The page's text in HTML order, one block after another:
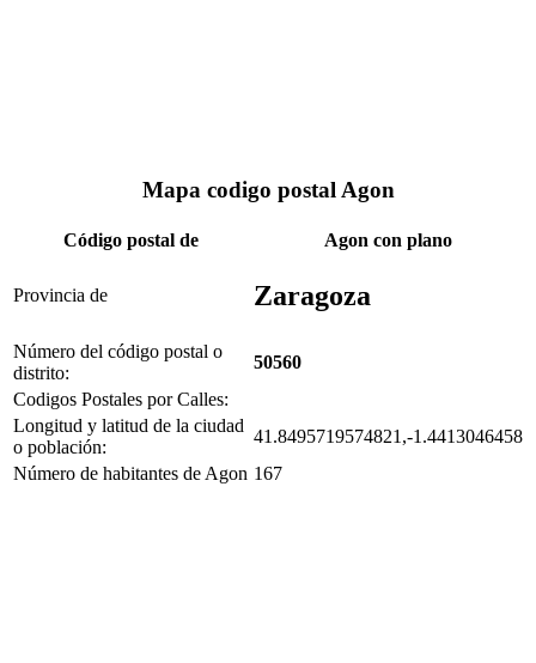
Mapa codigo postal Agon
Código postal de Agon con plano
Provincia de Zaragoza
Número del código postal o
distrito:
50560
Codigos Postales por Calles:
Longitud y latitud de la ciudad
o población:
41.8495719574821,-1.4413046458
Número de habitantes de Agon 167